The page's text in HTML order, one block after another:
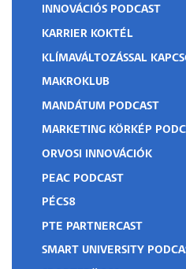
INNOVÁCIÓS PODCAST
KARRIER KOKTÉL
KLÍMAVÁLTOZÁSSAL
MAKROKLUB
MANDÁTUM PODCAST
MARKETING KÖRKÉP
ORVOSI INNOVÁCIÓK
PEAC PODCAST
PÉCS8
PTE PARTNERCAST
SMART UNIVERSITY